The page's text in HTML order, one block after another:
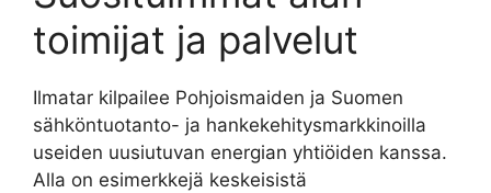
toimijat ja palvelut
Ilmatar kilpailee Pohjoismaiden ja Suomen
sähköntuotanto- ja hankekehitysmarkkinoilla
useiden uusiutuvan energian yhtiöiden kanssa.
Alla on esimerkkejä keskeisistä